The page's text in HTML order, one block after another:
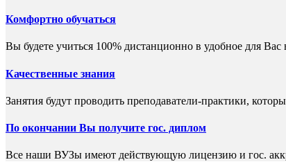
Комфортно обучаться
Вы будете учиться 100% дистанционно в удобное для
Качественные знания
Занятия будут проводить преподаватели-практики,
По окончании Вы получите гос. диплом
Все наши ВУЗы имеют действующую лицензию и гос.